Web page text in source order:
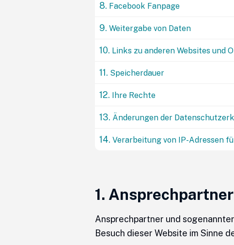
8. Facebook Fanpage
9. Weitergabe von Daten
10. Links zu anderen Websites und
11. Speicherdauer
12. Ihre Rechte
13. Änderungen der
14. Verarbeitung von IP-Adressen
1. Ansprechpartner
Ansprechpartner und
Besuch dieser Website im Sinne